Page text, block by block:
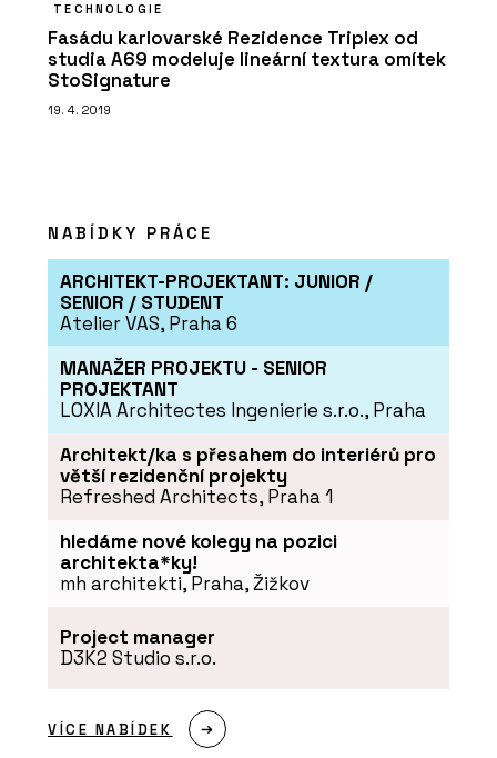
TECHNOLOGIE
Fasádu karlovarské Rezidence Triplex od
studia A69 modeluje lineární textura omítek
StoSignature
19. 4. 2019
NABÍDKY PRÁCE
ARCHITEKT-PROJEKTANT: JUNIOR /
SENIOR / STUDENT
Atelier VAS, Praha 6
MANAŽER PROJEKTU - SENIOR
PROJEKTANT
LOXIA Architectes Ingenierie s.r.o., Praha
Architekt/ka s přesahem do interiérů pro
větší rezidenční projekty
Refreshed Architects, Praha 1
hledáme nové kolegy na pozici
architekta*ky!
mh architekti, Praha, Žižkov
Project manager
D3K2 Studio s.r.o.
VÍCE NABÍDEK